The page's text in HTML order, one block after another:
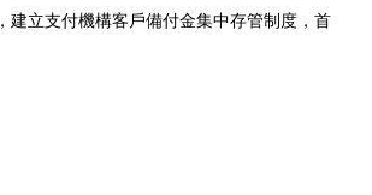
立支付機構客戶備付金集中存管制度，首